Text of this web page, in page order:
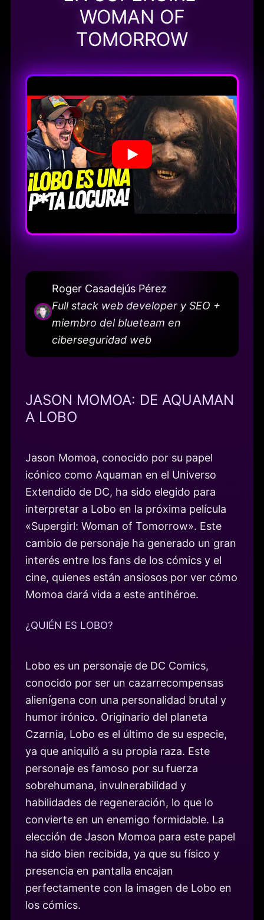
WOMAN OF
TOMORROW
Roger Casadejús Pérez
Full stack web developer y SEO +
miembro del blueteam en
ciberseguridad web
JASON MOMOA: DE AQUAMAN
A LOBO
Jason Momoa, conocido por su papel
icónico como Aquaman en el Universo
Extendido de DC, ha sido elegido para
interpretar a Lobo en la próxima película
«Supergirl: Woman of Tomorrow». Este
cambio de personaje ha generado un gran
interés entre los fans de los cómics y el
cine, quienes están ansiosos por ver cómo
Momoa dará vida a este antihéroe.
¿QUIÉN ES LOBO?
Lobo es un personaje de DC Comics,
conocido por ser un cazarrecompensas
alienígena con una personalidad brutal y
humor irónico. Originario del planeta
Czarnia, Lobo es el último de su especie,
ya que aniquiló a su propia raza. Este
personaje es famoso por su fuerza
sobrehumana, invulnerabilidad y
habilidades de regeneración, lo que lo
convierte en un enemigo formidable. La
elección de Jason Momoa para este papel
ha sido bien recibida, ya que su físico y
presencia en pantalla encajan
perfectamente con la imagen de Lobo en
los cómics.